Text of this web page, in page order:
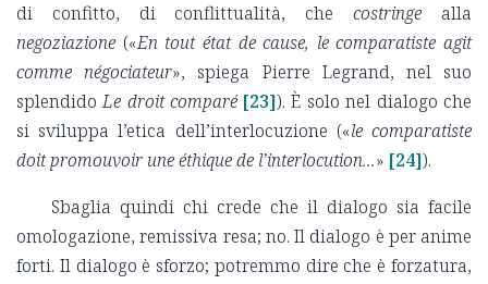
di confitto, di conflittualità, checostringe alla
negoziazione («En tout état de cause, le comparatiste agit
comme négociateur», spiega Pierre Legrand, nel suo
splendidoLe droit comparé [23]). È solo nel dialogo che
si sviluppa l’etica dell’interlocuzione («le comparatiste
doit promouvoir une éthique de l’interlocution...» [24]).
Sbaglia quindi chi crede che il dialogo sia facile
omologazione, remissiva resa; no. Il dialogo è per anime
forti. Il dialogo è sforzo; potremmo dire che è forzatura,